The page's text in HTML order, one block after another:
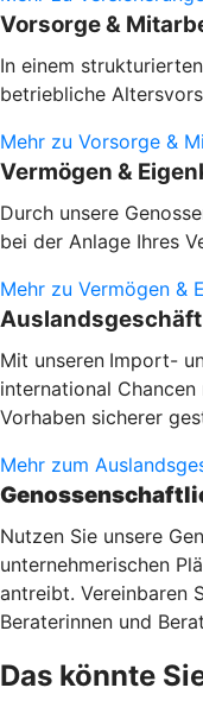
Vorsorge &
In einem
betriebliche
Mehr zu Vorsorge &
Vermögen &
Durch unsere
bei der Anlage Ihres
Mehr zu Vermögen &
Auslandsgeschäft
Mit unseren Import-
international
Vorhaben sicherer
Mehr zum
Nutzen Sie unsere
unternehmerischen
antreibt. Vereinbaren
Beraterinnen und
Das könnte